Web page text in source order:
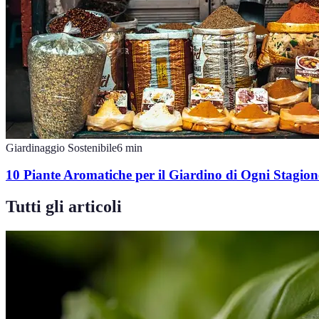
Giardinaggio Sostenibile6 min
10 Piante Aromatiche per il Giardino di Ogni
Tutti gli articoli